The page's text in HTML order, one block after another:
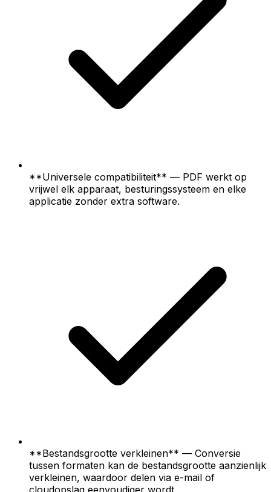
**Universele compatibiliteit** — PDF werkt op
vrijwel elk apparaat, besturingssysteem en elke
applicatie zonder extra software.
**Bestandsgrootte verkleinen** — Conversie
tussen formaten kan de bestandsgrootte aanzienlijk
verkleinen, waardoor delen via e-mail of
cloudopslag eenvoudiger wordt.